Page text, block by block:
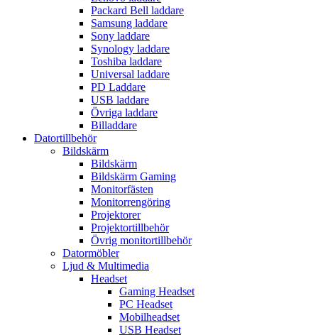
Packard Bell laddare
Samsung laddare
Sony laddare
Synology laddare
Toshiba laddare
Universal laddare
PD Laddare
USB laddare
Övriga laddare
Billaddare
Datortillbehör
Bildskärm
Bildskärm
Bildskärm Gaming
Monitorfästen
Monitorrengöring
Projektorer
Projektortillbehör
Övrig monitortillbehör
Datormöbler
Ljud & Multimedia
Headset
Gaming Headset
PC Headset
Mobilheadset
USB Headset